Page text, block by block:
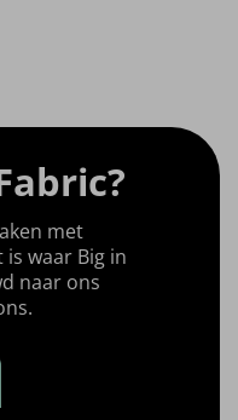
met
waar Big in
naar ons